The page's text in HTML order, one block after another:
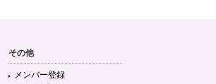
その他
メンバー登録